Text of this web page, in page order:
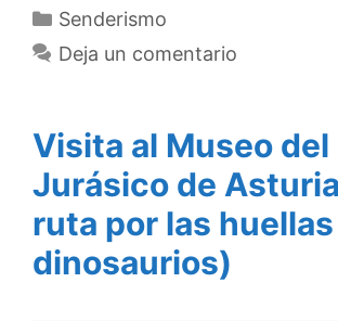
Categorías
Senderismo
Deja un comentario
Visita al Museo del
Jurásico de
ruta por las
dinosaurios)